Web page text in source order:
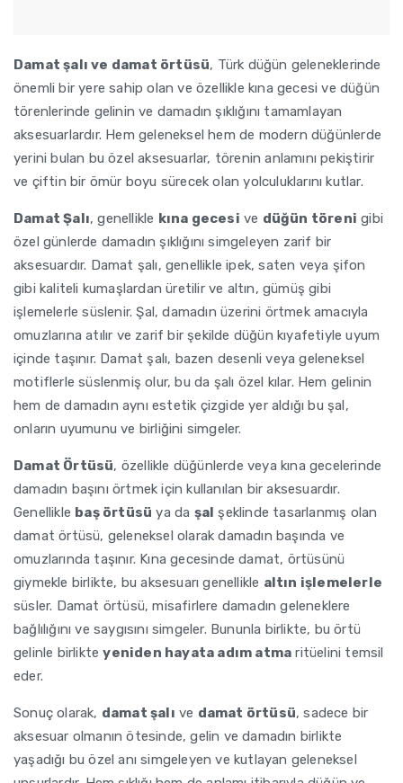
Damat şalı ve damat örtüsü, Türk düğün geleneklerinde
önemli bir yere sahip olan ve özellikle kına gecesi ve düğün
törenlerinde gelinin ve damadın şıklığını tamamlayan
aksesuarlardır. Hem geleneksel hem de modern düğünlerde
yerini bulan bu özel aksesuarlar, törenin anlamını pekiştirir
ve çiftin bir ömür boyu sürecek olan yolculuklarını kutlar.
Damat Şalı, genellikle kına gecesi ve düğün töreni gibi
özel günlerde damadın şıklığını simgeleyen zarif bir
aksesuardır. Damat şalı, genellikle ipek, saten veya şifon
gibi kaliteli kumaşlardan üretilir ve altın, gümüş gibi
işlemelerle süslenir. Şal, damadın üzerini örtmek amacıyla
omuzlarına atılır ve zarif bir şekilde düğün kıyafetiyle uyum
içinde taşınır. Damat şalı, bazen desenli veya geleneksel
motiflerle süslenmiş olur, bu da şalı özel kılar. Hem gelinin
hem de damadın aynı estetik çizgide yer aldığı bu şal,
onların uyumunu ve birliğini simgeler.
Damat Örtüsü, özellikle düğünlerde veya kına gecelerinde
damadın başını örtmek için kullanılan bir aksesuardır.
Genellikle baş örtüsü ya da şal şeklinde tasarlanmış olan
damat örtüsü, geleneksel olarak damadın başında ve
omuzlarında taşınır. Kına gecesinde damat, örtüsünü
giymekle birlikte, bu aksesuarı genellikle altın işlemelerle
süsler. Damat örtüsü, misafirlere damadın geleneklere
bağlılığını ve saygısını simgeler. Bununla birlikte, bu örtü
gelinle birlikteyeniden hayata adım atma ritüelini temsil
eder.
Sonuç olarak, damat şalı ve damat örtüsü, sadece bir
aksesuar olmanın ötesinde, gelin ve damadın birlikte
yaşadığı bu özel anı simgeleyen ve kutlayan geleneksel